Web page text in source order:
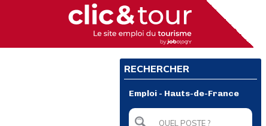
RECHERCHER
Emploi - Hauts-de-France